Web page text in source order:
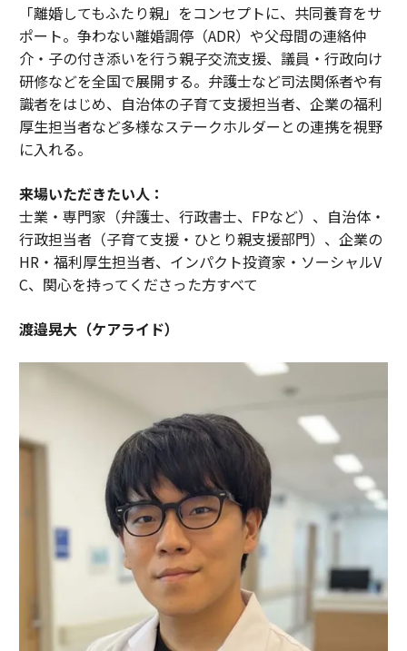
「離婚してもふたり親」をコンセプトに、共同養育をサ
ポート。争わない離婚調停（ADR）や父母間の連絡仲
介・子の付き添いを行う親子交流支援、議員・行政向け
研修などを全国で展開する。弁護士など司法関係者や有
識者をはじめ、自治体の子育て支援担当者、企業の福利
厚生担当者など多様なステークホルダーとの連携を視野
に入れる。
来場いただきたい人：
士業・専門家（弁護士、行政書士、FPなど）、自治体・
行政担当者（子育て支援・ひとり親支援部門）、企業の
HR・福利厚生担当者、インパクト投資家・ソーシャルV
C、関心を持ってくださった方すべて
渡邉晃大（ケアライド）